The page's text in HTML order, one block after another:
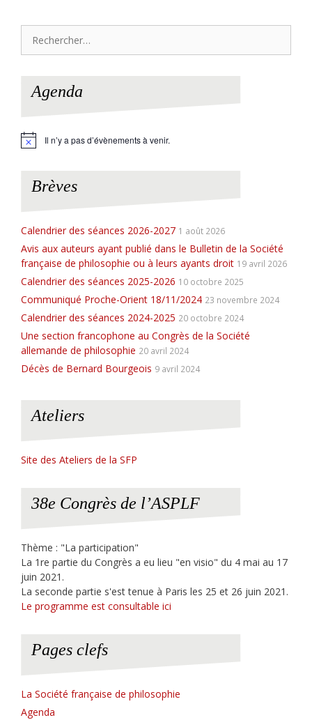
Agenda
N
Il n’y a pas d’évènements à venir.
Brèves
Calendrier des séances 2026-2027 1 août 2026
Avis aux auteurs ayant publié dans le Bulletin de la Société
française de philosophie ou à leurs ayants droit 19 avril 2026
Calendrier des séances 2025-2026 10 octobre 2025
Communiqué Proche-Orient 18/11/2024 23 novembre 2024
Calendrier des séances 2024-2025 20 octobre 2024
Une section francophone au Congrès de la Société
allemande de philosophie 20 avril 2024
Décès de Bernard Bourgeois 9 avril 2024
Ateliers
Site des Ateliers de la SFP
38e Congrès de l’ASPLF
Thème : "La participation"
La 1re partie du Congrès a eu lieu "en visio" du 4 mai au 17
juin 2021.
La seconde partie s'est tenue à Paris les 25 et 26 juin 2021.
Le programme est consultable ici
Pages clefs
La Société française de philosophie
Agenda